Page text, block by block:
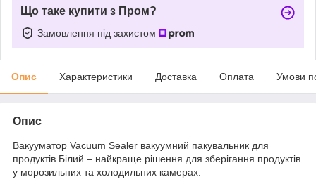
Що таке купити з Пром?
Замовлення під захистом
Опис Характеристики Доставка Оплата Умови
Опис
Вакууматор Vacuum Sealer вакуумний пакувальник для
продуктів Білий – найкраще рішення для зберігання продуктів
у морозильних та холодильних камерах.